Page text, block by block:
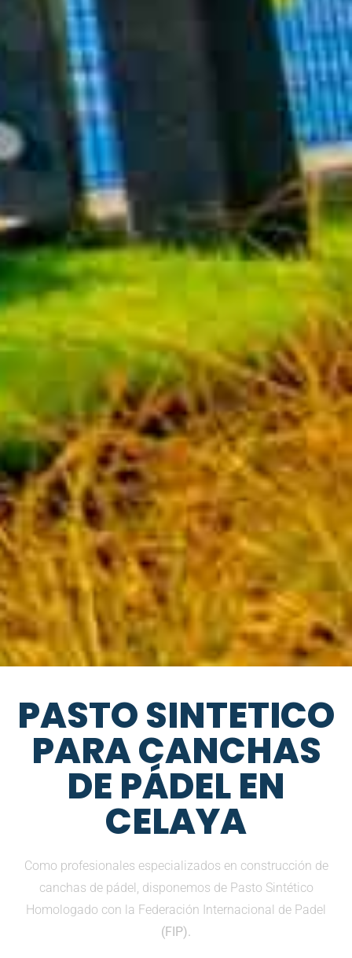
PASTO SINTETICO
PARA CANCHAS
DE PÁDEL EN
CELAYA
Como profesionales especializados en construcción de
canchas de pádel, disponemos de Pasto Sintético
Homologado con la Federación Internacional de Padel
(FIP).